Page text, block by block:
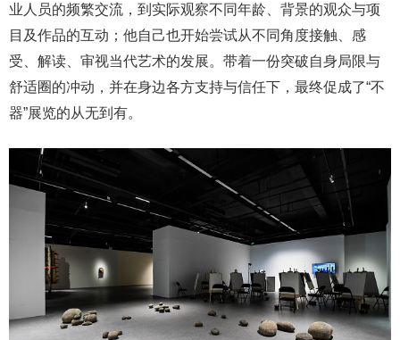
业人员的频繁交流，到实际观察不同年龄、背景的观众与项
目及作品的互动；他自己也开始尝试从不同角度接触、感
受、解读、审视当代艺术的发展。带着一份突破自身局限与
舒适圈的冲动，并在身边各方支持与信任下，最终促成了“不
器”展览的从无到有。